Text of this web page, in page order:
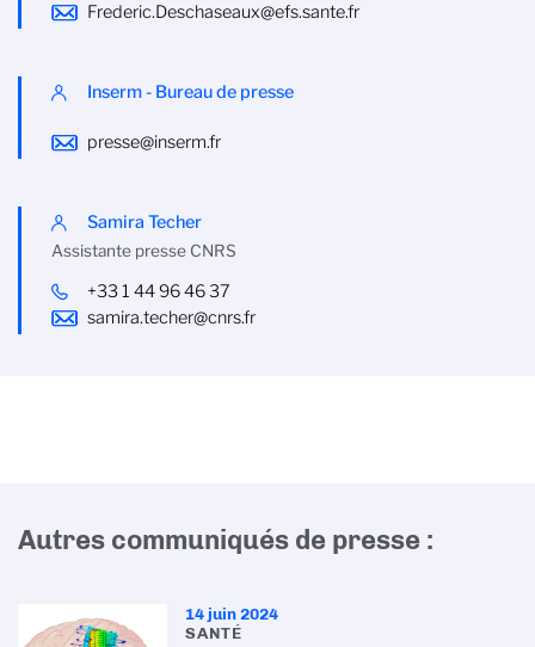
Frederic.Deschaseaux@efs.sante.fr
Inserm - Bureau de presse
presse@inserm.fr
Samira Techer
Assistante presse CNRS
+33 1 44 96 46 37
samira.techer@cnrs.fr
Autres communiqués de presse :
14 juin 2024
SANTÉ